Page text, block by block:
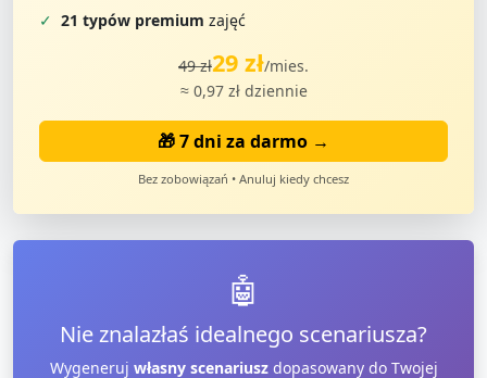
✓ 21 typów premium zajęć
49 zł29 zł/mies.
≈ 0,97 zł dziennie
🎁 7 dni za darmo →
Bez zobowiązań • Anuluj kiedy chcesz
🤖
Nie znalazłaś idealnego scenariusza?
Wygeneruj własny scenariuszdopasowany do Twojej